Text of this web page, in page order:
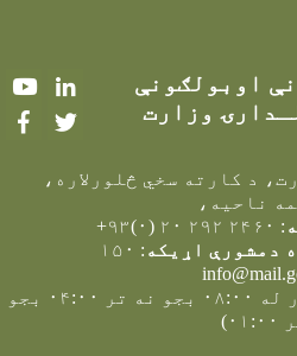
اوبولګونې
وزارت
YoutubeLinkedIn
Facebook
د کارته سخي څلورلاره،
ناحيه،
: ۲۴۶۰ ۲۹۲ ۲۰ (۰)۹۳+
دمشورې اړیکه : ۱۵۰
: د سهار له ۰۸:۰۰ بجو نه تر ۰۴:۰۰ بجو